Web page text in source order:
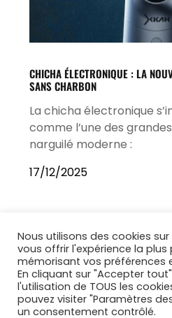
CHICHA ÉLECTRONIQUE : LA
SANS CHARBON
La chicha électronique
comme l’une des
narguilé moderne :
17/12/2025
Nous utilisons des cookies
vous offrir l'expérience la plus
mémorisant vos préférences
En cliquant sur "Accepter
l'utilisation de TOUS les
pouvez visiter "Paramètres
un consentement contrôlé.